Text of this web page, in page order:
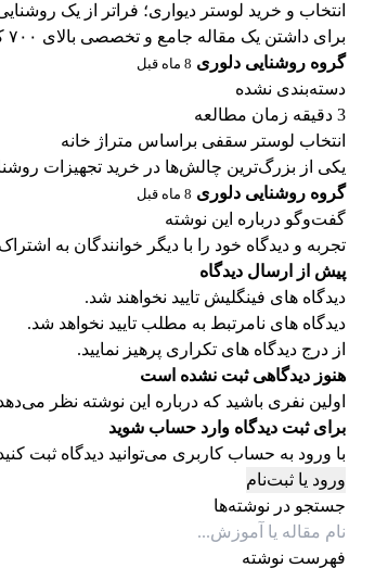
انتخاب و خرید لوستر دیواری؛ فراتر از یک
برای داشتن یک مقاله جامع و تخصصی بالای ۷۰۰ کلمه در مورد لوستر دیواری که هم برای کاربران...
گروه روشنایی دلوری 8 ماه قبل
دسته‌بندی نشده
3 دقیقه زمان مطالعه
انتخاب لوستر سقفی براساس متراژ خانه
یکی از بزرگ‌ترین چالش‌ها در خرید تجهیزات
گروه روشنایی دلوری 8 ماه قبل
گفت‌وگو درباره این نوشته
تجربه و دیدگاه خود را با دیگر خوانندگان به
پیش از ارسال دیدگاه
دیدگاه های فینگلیش تایید نخواهند شد.
دیدگاه های نامرتبط به مطلب تایید نخواهد شد.
از درج دیدگاه های تکراری پرهیز نمایید.
هنوز دیدگاهی ثبت نشده است
اولین نفری باشید که درباره این نوشته نظر
برای ثبت دیدگاه وارد حساب شوید
با ورود به حساب کاربری می‌توانید دیدگاه ثبت
ورود یا ثبت‌نام
جستجو در نوشته‌ها
فهرست نوشته